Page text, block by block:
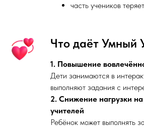
часть учеников
Что даёт Умный
1. Повышение
Дети занимаются в
выполняют задания с
2. Снижение нагрузки
учителей
Ребёнок может выполнять